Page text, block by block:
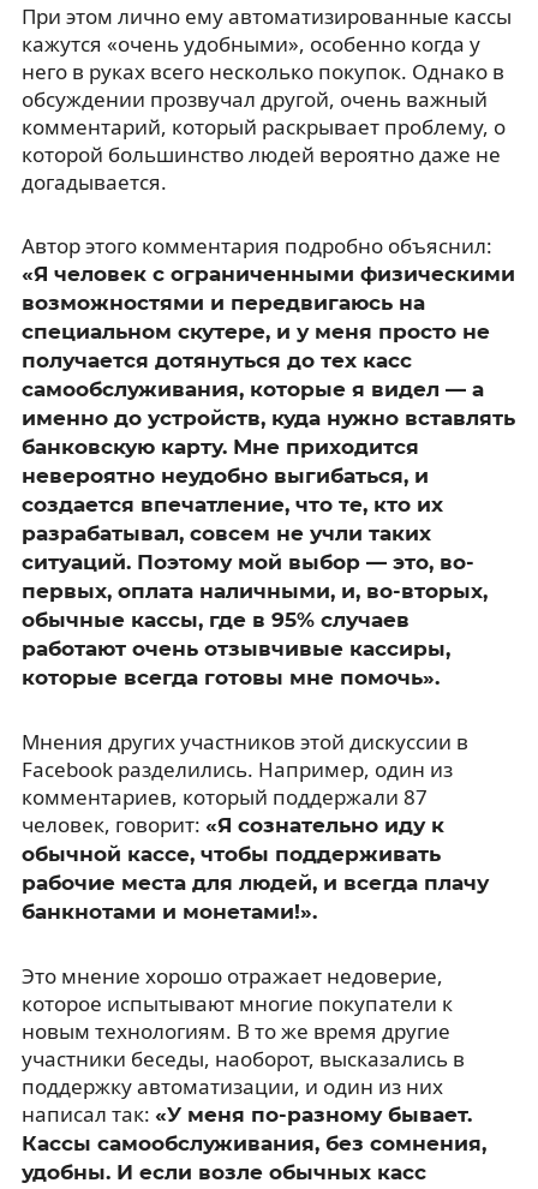
При этом лично ему автоматизированные кассы
кажутся «очень удобными», особенно когда у
него в руках всего несколько покупок. Однако в
обсуждении прозвучал другой, очень важный
комментарий, который раскрывает проблему, о
которой большинство людей вероятно даже не
догадывается.
Автор этого комментария подробно объяснил:
«Я человек с ограниченными физическими
возможностями и передвигаюсь на
специальном скутере, и у меня просто не
получается дотянуться до тех касс
самообслуживания, которые я видел — а
именно до устройств, куда нужно вставлять
банковскую карту. Мне приходится
невероятно неудобно выгибаться, и
создается впечатление, что те, кто их
разрабатывал, совсем не учли таких
ситуаций. Поэтому мой выбор — это, во-
первых, оплата наличными, и, во-вторых,
обычные кассы, где в 95% случаев
работают очень отзывчивые кассиры,
которые всегда готовы мне помочь».
Мнения других участников этой дискуссии в
Facebook разделились. Например, один из
комментариев, который поддержали 87
человек, говорит: «Я сознательно иду к
обычной кассе, чтобы поддерживать
рабочие места для людей, и всегда плачу
банкнотами и монетами!».
Это мнение хорошо отражает недоверие,
которое испытывают многие покупатели к
новым технологиям. В то же время другие
участники беседы, наоборот, высказались в
поддержку автоматизации, и один из них
написал так: «У меня по-разному бывает.
Кассы самообслуживания, без сомнения,
удобны. И если возле обычных касс